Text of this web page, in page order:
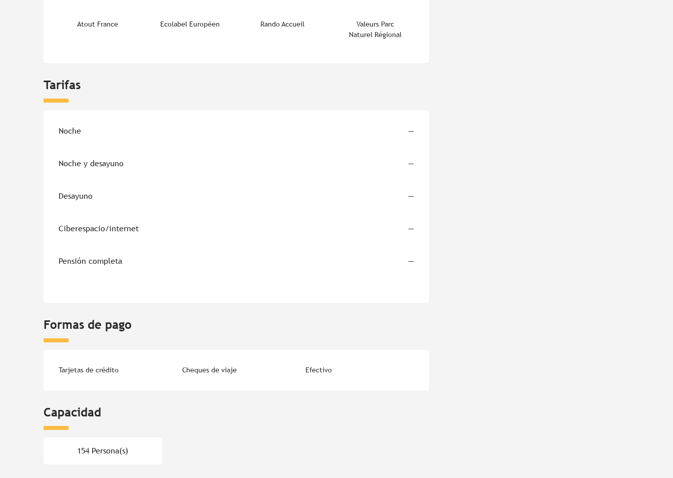
Atout France Ecolabel Européen Rando Accueil
Valeurs Parc
Naturel Régional
Tarifas
Tarifas 2026
Noche —
Noche y desayuno —
Desayuno —
Ciberespacio/internet —
Pensión completa —
Formas de pago
Tarjetas de crédito Cheques de viaje Efectivo
Capacidad
154 Persona(s)